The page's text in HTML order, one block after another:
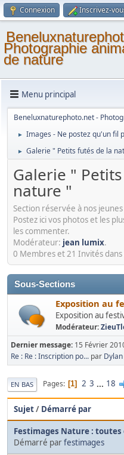
Connexion Inscrivez-
Photographie
de nature
Menu principal
Beneluxnaturephoto.net -
► Images - Ne postez qu'un fil
► Galerie " Petits futés de la
Galerie "
nature "
Section réservée à nos
Postez ici vos photos et les
les commenter.
Modérateur: jean lumix.
0 Membres et 21 Invités
Sous-Sections
Exposition au
Exposition au
Modérateur:
Dernier message: 15 Février
Re : Re : Inscription po... par
EN BAS Pages 1 2 3 ... 18
Sujet/ Démarré par
Festimages Nature :
Démarré parfestimages